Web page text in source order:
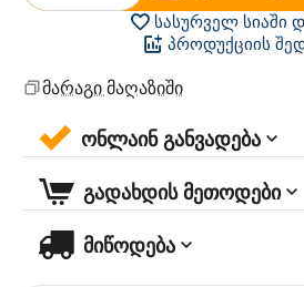
სასურველ სიაში
პროდუქციის
მარაგი მაღაზიში
ონლაინ განვადება
გადახდის მეთოდები
მიწოდება